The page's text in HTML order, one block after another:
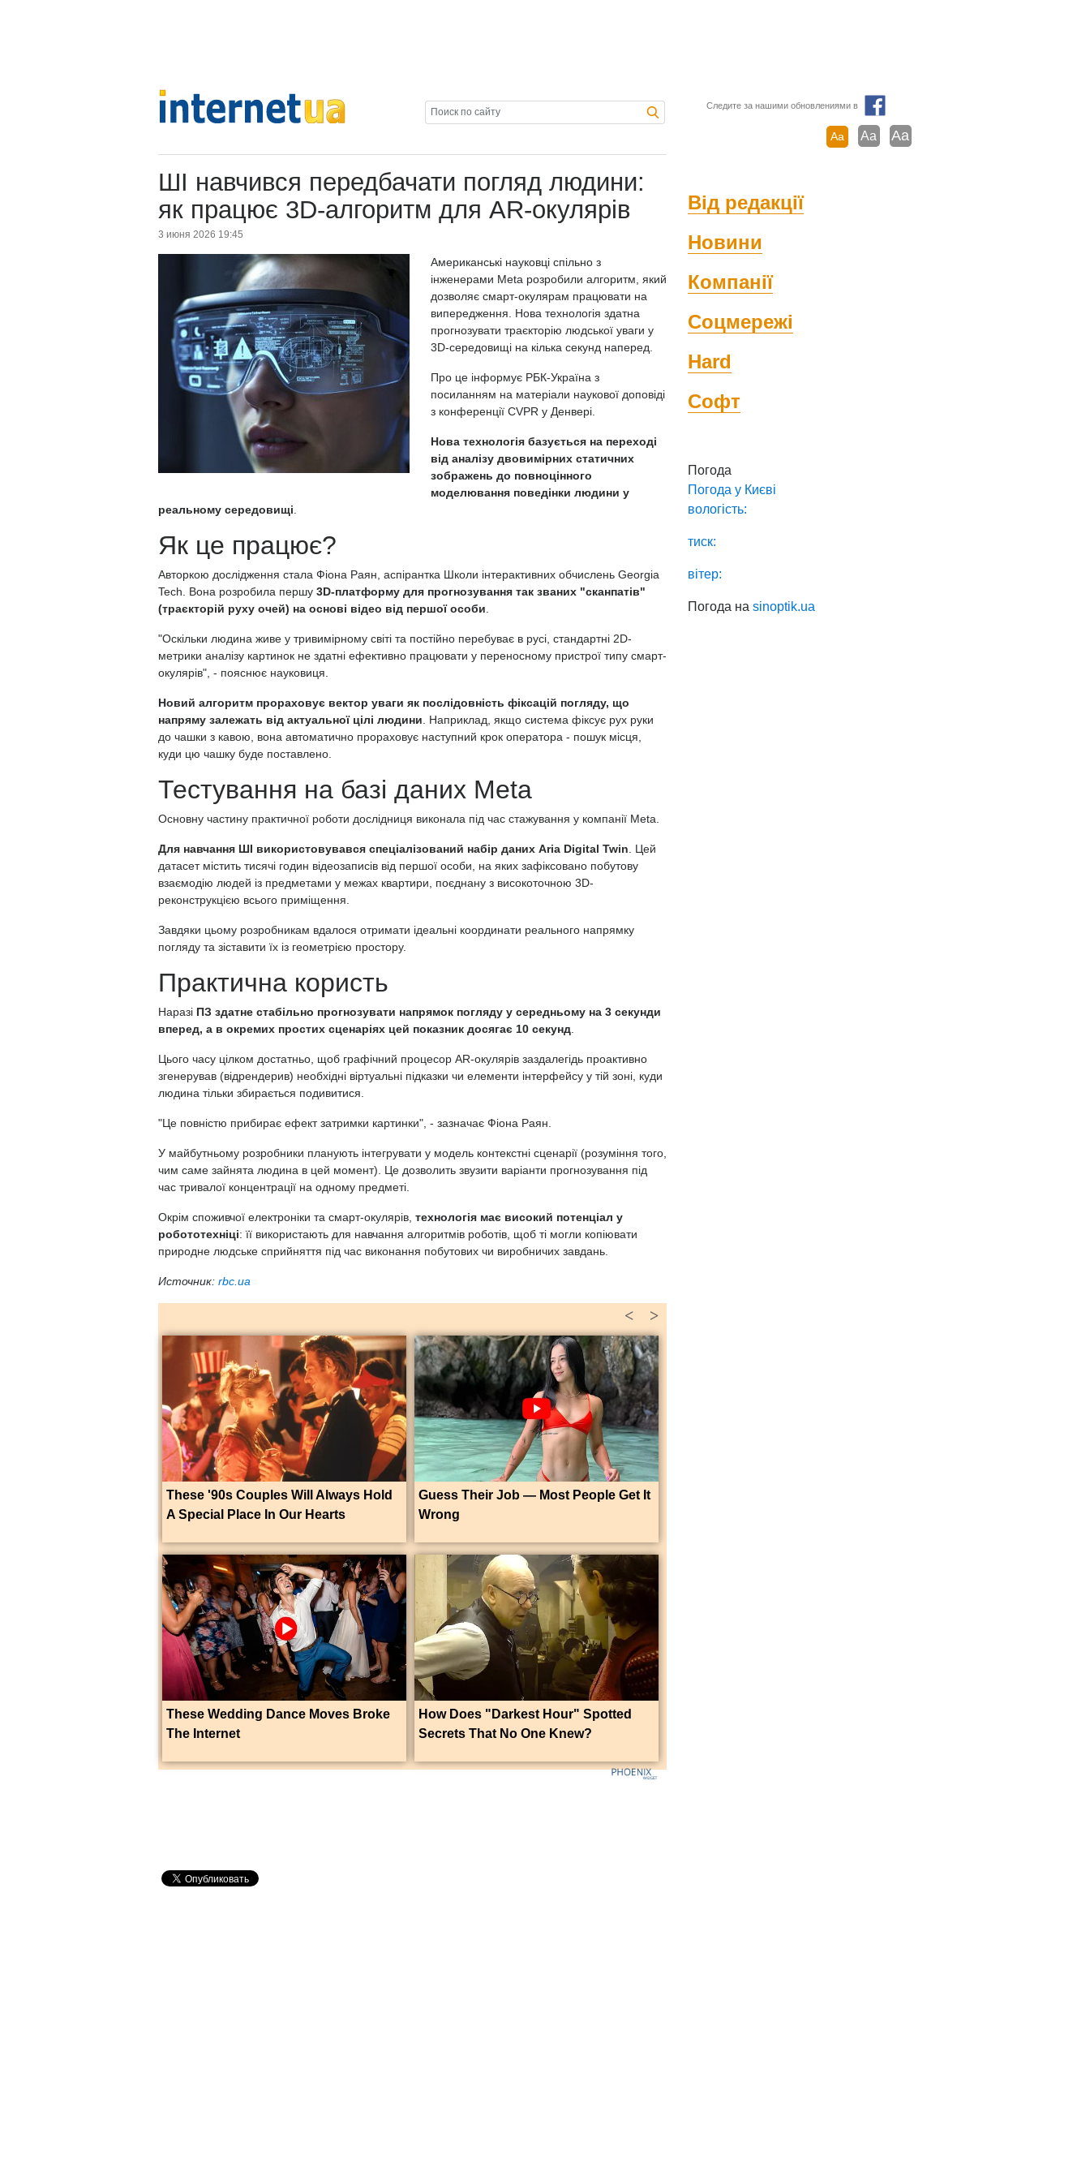
Следите за нашими обновлениями в
Aa Aa Aa
ШІ навчився передбачати погляд людини:
як працює 3D-алгоритм для AR-окулярів
3 июня 2026 19:45
Американські науковці спільно з
інженерами Meta розробили алгоритм, який
дозволяє смарт-окулярам працювати на
випередження. Нова технологія здатна
прогнозувати траєкторію людської уваги у
3D-середовищі на кілька секунд наперед.
Про це інформує РБК-Україна з
посиланням на матеріали наукової доповіді
з конференції CVPR у Денвері.
Нова технологія базується на переході
від аналізу двовимірних статичних
зображень до повноцінного
моделювання поведінки людини у
реальному середовищі
Як це працює?
Авторкою дослідження стала Фіона Раян, аспірантка Школи інтерактивних обчислень Georgia
Tech. Вона розробила першу 3D-платформу для прогнозування так званих "сканпатів"
(траєкторій руху очей) на основі відео від першої особи
"Оскільки людина живе у тривимірному світі та постійно перебуває в русі, стандартні 2D-
метрики аналізу картинок не здатні ефективно працювати у переносному пристрої типу смарт-
окулярів", - пояснює науковиця.
Новий алгоритм прораховує вектор уваги як послідовність фіксацій погляду, що
напряму залежать від актуальної цілі людини . Наприклад, якщо система фіксує рух руки
до чашки з кавою, вона автоматично прораховує наступний крок оператора - пошук місця,
куди цю чашку буде поставлено.
Тестування на базі даних Meta
Основну частину практичної роботи дослідниця виконала під час стажування у компанії Meta.
Для навчання ШІ використовувався спеціалізований набір даних Aria Digital Twin . Цей
датасет містить тисячі годин відеозаписів від першої особи, на яких зафіксовано побутову
взаємодію людей із предметами у межах квартири, поєднану з високоточною 3D-
реконструкцією всього приміщення.
Завдяки цьому розробникам вдалося отримати ідеальні координати реального напрямку
погляду та зіставити їх із геометрією простору.
Практична користь
Наразі ПЗ здатне стабільно прогнозувати напрямок погляду у середньому на 3 секунди
вперед, а в окремих простих сценаріях цей показник досягає 10 секунд
Цього часу цілком достатньо, щоб графічний процесор AR-окулярів заздалегідь проактивно
згенерував (відрендерив) необхідні віртуальні підказки чи елементи інтерфейсу у тій зоні, куди
людина тільки збирається подивитися.
"Це повністю прибирає ефект затримки картинки", - зазначає Фіона Раян.
У майбутньому розробники планують інтегрувати у модель контекстні сценарії (розуміння того,
чим саме зайнята людина в цей момент). Це дозволить звузити варіанти прогнозування під
час тривалої концентрації на одному предметі.
Окрім споживчої електроніки та смарт-окулярів, технологія має високий потенціал у
робототехніці: її використають для навчання алгоритмів роботів, щоб ті могли копіювати
природне людське сприйняття під час виконання побутових чи виробничих завдань.
Источник: rbc.ua
>
<
These '90s Couples Will Always Hold
A Special Place In Our Hearts
Guess Their Job — Most People Get It
Wrong
These Wedding Dance Moves Broke
The Internet
How Does "Darkest Hour" Spotted
Secrets That No One Knew?
Від редакції
Новини
Компанії
Соцмережі
Hard
Софт
Погода
Погода у Києві
вологість:
тиск:
вітер:
Погода наsinoptik.ua